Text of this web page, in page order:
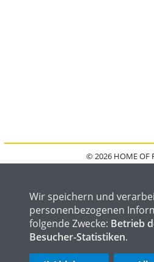
© 2026 HOME OF
HOME OF
Wir speichern und
personenbezogenen
folgende Zwecke: Betrieb
Besucher-Statistiken.